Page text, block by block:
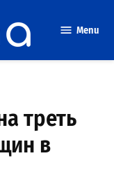
Menu
треть
в